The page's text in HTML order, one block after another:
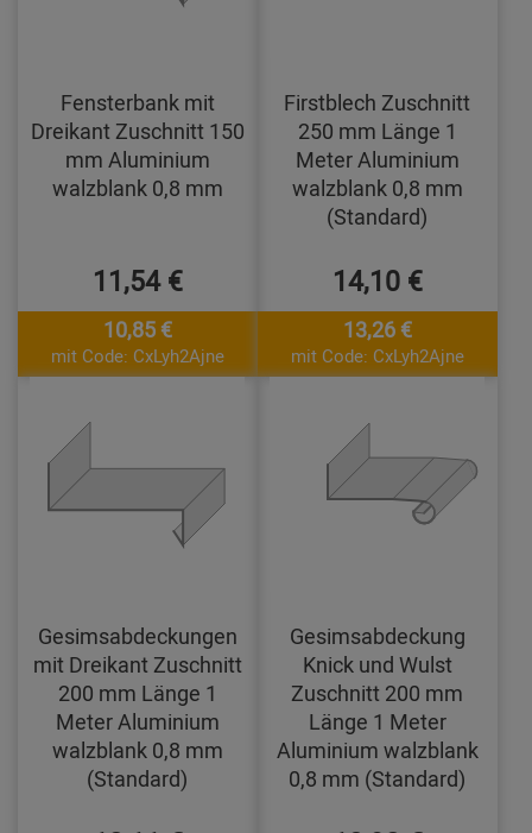
Fensterbank mit
Dreikant Zuschnitt 150
mm Aluminium
walzblank 0,8 mm
11,54 €
10,85 €
mit Code: CxLyh2Ajne
Firstblech Zuschnitt
250 mm Länge 1
Meter Aluminium
walzblank 0,8 mm
(Standard)
14,10 €
13,26 €
mit Code: CxLyh2Ajne
Gesimsabdeckungen
mit Dreikant Zuschnitt
200 mm Länge 1
Meter Aluminium
walzblank 0,8 mm
(Standard)
Gesimsabdeckung
Knick und Wulst
Zuschnitt 200 mm
Länge 1 Meter
Aluminium walzblank
0,8 mm (Standard)